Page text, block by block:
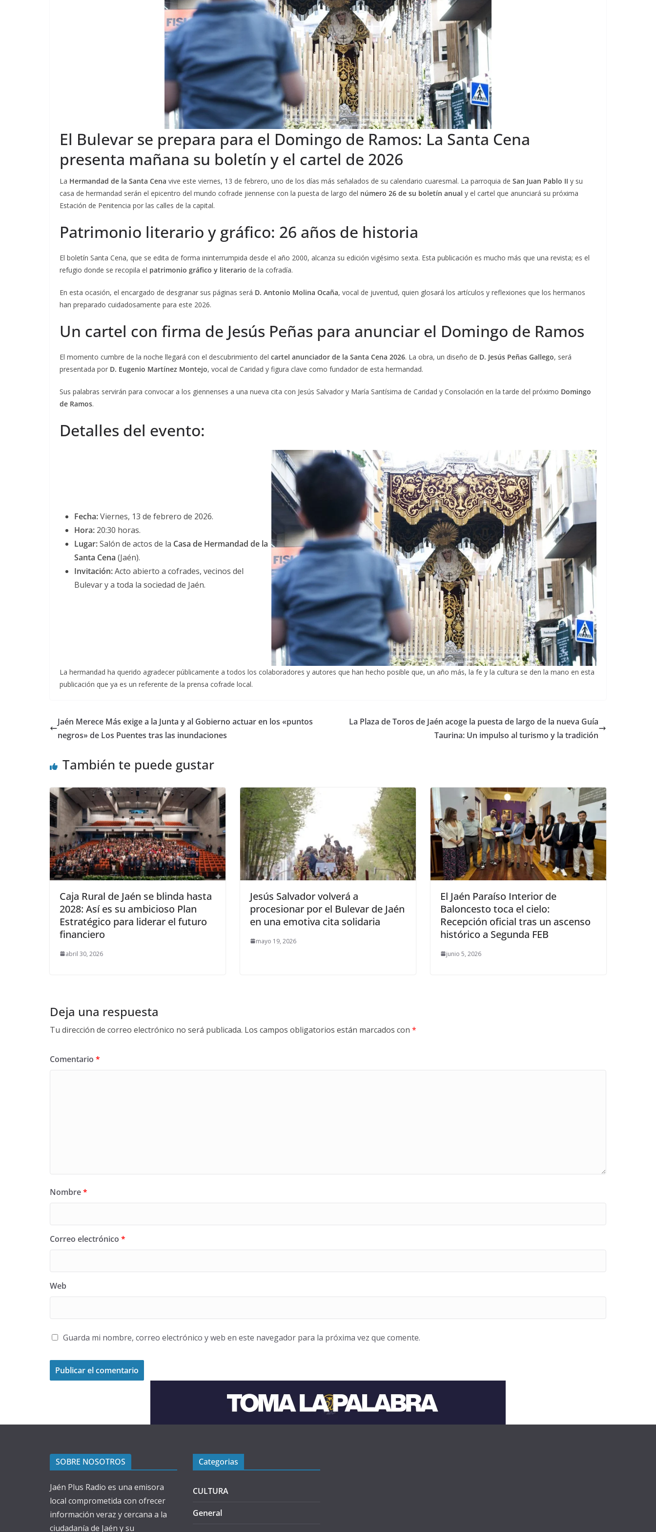
El Bulevar se prepara para el Domingo de Ramos: La Santa Cena
presenta mañana su boletín y el cartel de 2026
La Hermandad de la Santa Cena vive este viernes, 13 de febrero, uno de los días más señalados de su calendario cuaresmal. La parroquia de San Juan Pablo II y su
casa de hermandad serán el epicentro del mundo cofrade jiennense con la puesta de largo del número 26 de su boletín anual y el cartel que anunciará su próxima
Estación de Penitencia por las calles de la capital.
Patrimonio literario y gráfico: 26 años de historia
El boletín Santa Cena, que se edita de forma ininterrumpida desde el año 2000, alcanza su edición vigésimo sexta. Esta publicación es mucho más que una revista; es el
refugio donde se recopila el patrimonio gráfico y literario de la cofradía.
En esta ocasión, el encargado de desgranar sus páginas será D. Antonio Molina Ocaña, vocal de juventud, quien glosará los artículos y reflexiones que los hermanos
han preparado cuidadosamente para este 2026.
Un cartel con firma de Jesús Peñas para anunciar el Domingo de Ramos
El momento cumbre de la noche llegará con el descubrimiento del cartel anunciador de la Santa Cena 2026. La obra, un diseño de D. Jesús Peñas Gallego, será
presentada por D. Eugenio Martínez Montejo, vocal de Caridad y figura clave como fundador de esta hermandad.
Sus palabras servirán para convocar a los giennenses a una nueva cita con Jesús Salvador y María Santísima de Caridad y Consolación en la tarde del próximo Domingo
de Ramos.
Detalles del evento:
Fecha:Viernes, 13 de febrero de 2026.
Hora: 20:30 horas.
Lugar:Salón de actos de la Casa de Hermandad de la
Santa Cena (Jaén).
Invitación:Acto abierto a cofrades, vecinos del
Bulevar y a toda la sociedad de Jaén.
La hermandad ha querido agradecer públicamente a todos los colaboradores y autores que han hecho posible que, un año más, la fe y la cultura se den la mano en esta
publicación que ya es un referente de la prensa cofrade local.
Jaén Merece Más exige a la Junta y al Gobierno actuar en los «puntos
negros» de Los Puentes tras las inundaciones
La Plaza de Toros de Jaén acoge la puesta de largo de la nueva Guía
Taurina: Un impulso al turismo y la tradición
También te puede gustar
Caja Rural de Jaén se blinda hasta
2028: Así es su ambicioso Plan
Estratégico para liderar el futuro
financiero
abril 30, 2026
Jesús Salvador volverá a
procesionar por el Bulevar de Jaén
en una emotiva cita solidaria
mayo 19, 2026
El Jaén Paraíso Interior de
Baloncesto toca el cielo:
Recepción oficial tras un ascenso
histórico a Segunda FEB
junio 5, 2026
Deja una respuesta
Tu dirección de correo electrónico no será publicada. Los campos obligatorios están marcados con *
Comentario *
Nombre*
Correo electrónico *
Web
Guarda mi nombre, correo electrónico y web en este navegador para la próxima vez que comente.
SOBRE NOSOTROS
Jaén Plus Radio es una emisora
local comprometida con ofrecer
información veraz y cercana a la
ciudadanía de Jaén y su
Categorias
CULTURA
General